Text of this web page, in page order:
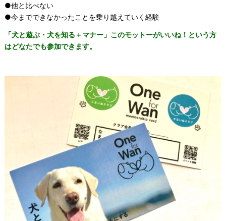
●他と比べない
●今までできなかったことを乗り越えていく経験
「犬と遊ぶ・犬を知る＋マナー」このモットーがいいね！という方
はどなたでも参加できます。